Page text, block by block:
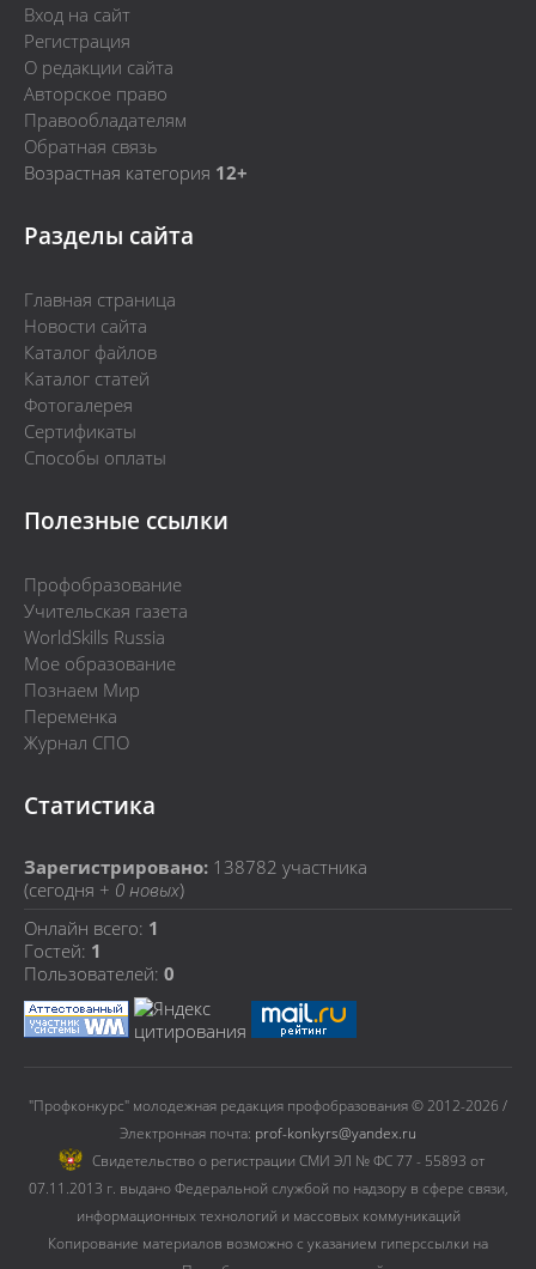
Вход на сайт
Регистрация
О редакции сайта
Авторское право
Правообладателям
Обратная связь
Возрастная категория 12+
Разделы сайта
Главная страница
Новости сайта
Каталог файлов
Каталог статей
Фотогалерея
Сертификаты
Способы оплаты
Полезные ссылки
Профобразование
Учительская газета
WorldSkills Russia
Мое образование
Познаем Мир
Переменка
Журнал СПО
Статистика
Зарегистрировано: 138782 участника
(сегодня + 0 новых)
Онлайн всего: 1
Гостей: 1
Пользователей: 0
"Профконкурс" молодежная редакция профобразования © 2012-2026 /
Электронная почта: prof-konkyrs@yandex.ru
Cвидетельство о регистрации СМИ ЭЛ № ФС 77 - 55893 от
07.11.2013 г. выдано Федеральной службой по надзору в сфере связи,
информационных технологий и массовых коммуникаций
Копирование материалов возможно с указанием гиперссылки на